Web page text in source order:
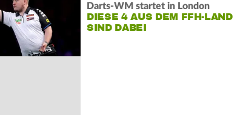
Darts-WM startet in London
DIESE 4 AUS DEM FFH-LAND
SIND DABEI